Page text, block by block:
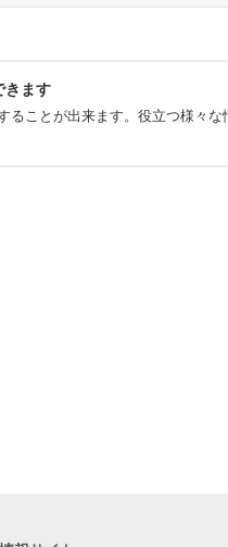
きます
ることが出来ます。役立つ様々な